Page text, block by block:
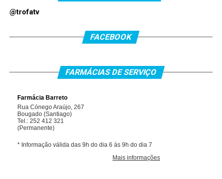
@trofatv
FACEBOOK
FARMÁCIAS DE SERVIÇO